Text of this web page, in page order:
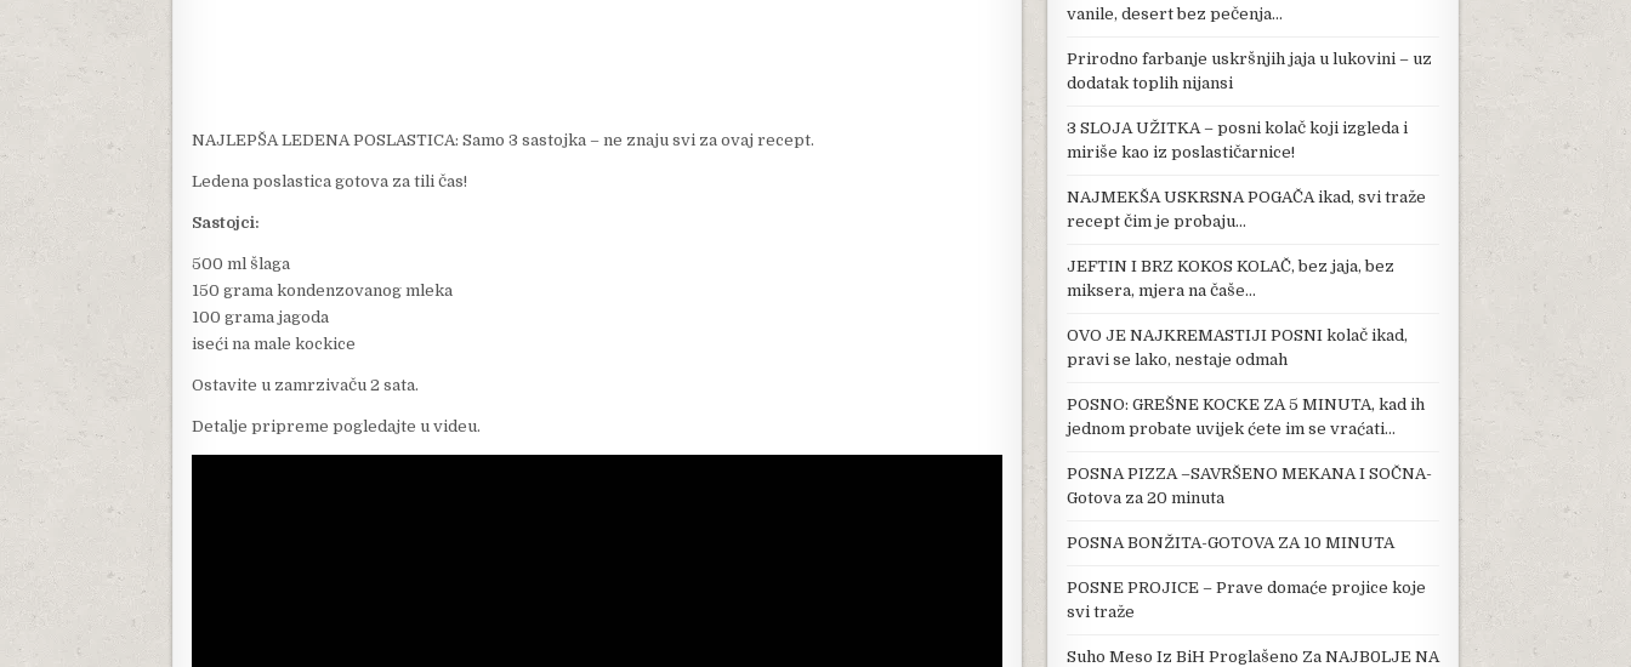
NAJLEPŠA LEDENA POSLASTICA: Samo 3 sastojka – ne znaju svi za ovaj recept.
Ledena poslastica gotova za tili čas!
Sastojci:
500 ml šlaga
150 grama kondenzovanog mleka
100 grama jagoda
iseći na male kockice
Ostavite u zamrzivaču 2 sata.
Detalje pripreme pogledajte u videu.
vanile, desert bez pečenja…
Prirodno farbanje uskršnjih jaja u lukovini – uz
dodatak toplih nijansi
3 SLOJA UŽITKA – posni kolač koji izgleda i
miriše kao iz poslastičarnice!
NAJMEKŠA USKRSNA POGAČA ikad, svi traže
recept čim je probaju…
JEFTIN I BRZ KOKOS KOLAČ, bez jaja, bez
miksera, mjera na čaše…
OVO JE NAJKREMASTIJI POSNI kolač ikad,
pravi se lako, nestaje odmah
POSNO: GREŠNE KOCKE ZA 5 MINUTA, kad ih
jednom probate uvijek ćete im se vraćati…
POSNA PIZZA –SAVRŠENO MEKANA I SOČNA-
Gotova za 20 minuta
POSNA BONŽITA-GOTOVA ZA 10 MINUTA
POSNE PROJICE – Prave domaće projice koje
svi traže
Suho Meso Iz BiH Proglašeno Za NAJB0LJE NA